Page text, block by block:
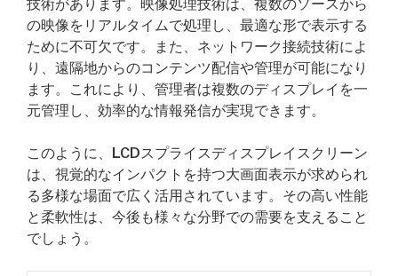
技術があります。映像処理技術は、複数のソースから
の映像をリアルタイムで処理し、最適な形で表示する
ために不可欠です。また、ネットワーク接続技術によ
り、遠隔地からのコンテンツ配信や管理が可能になり
ます。これにより、管理者は複数のディスプレイを一
元管理し、効率的な情報発信が実現できます。
このように、LCDスプライスディスプレイスクリーン
は、視覚的なインパクトを持つ大画面表示が求められ
る多様な場面で広く活用されています。その高い性能
と柔軟性は、今後も様々な分野での需要を支えること
でしょう。